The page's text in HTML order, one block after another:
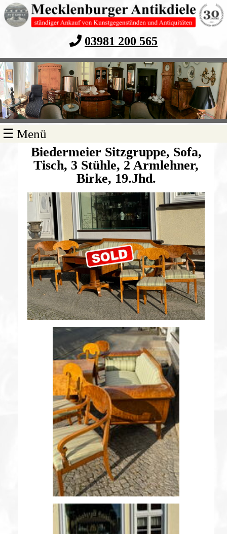
03981 200 565
☰ Menü
Biedermeier Sitzgruppe, Sofa,
Tisch, 3 Stühle, 2 Armlehner,
Birke, 19.Jhd.